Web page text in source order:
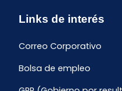
Links de interés
Correo Corporativo
Bolsa de empleo